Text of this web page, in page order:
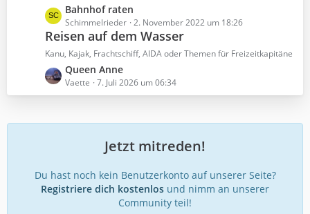
r
ä
g
e
e
B
i
t
r
L
e
t
z
e
B
i
g
e
Bahnhof raten
Schimmelrieder 2. November 2022 um 18:26
Reisen auf dem Wasser
Kanu, Kajak, Frachtschiff, AIDA oder Themen für Freizeitkapitäne
L
e
t
t
i
t
Queen Anne
Vaette 7. Juli 2026 um 06:34
Jetzt mitreden!
Du hast noch kein Benutzerkonto auf unserer Seite?
Registriere dich kostenlos und nimm an unserer
Community teil!